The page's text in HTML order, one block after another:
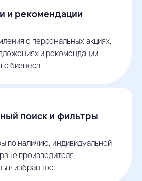
и рекомендации
о персональных акциях,
и рекомендации
бизнеса.
поиск и фильтры
по наличию, индивидуальной
производителя.
в избранное.